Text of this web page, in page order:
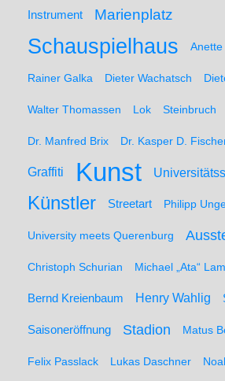
Instrument Marienplatz
Schauspielhaus
Rainer Galka Dieter Wachatsch
Walter Thomassen Lok Steinbruch
Dr. Manfred Brix Dr. Kasper D.
Graffiti Kunst
Künstler Streetart Philipp
University meets Querenburg
Christoph Schurian Michael „Ata“
Bernd Kreienbaum Henry Wahlig
Saisoneröffnung Stadion Matus
Felix Passlack Lukas Daschner